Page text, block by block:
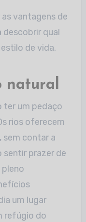
vantagens de
descobrir qual
de vida.
natural
ter um pedaço
rios oferecem
sem contar a
sentir prazer de
um lugar
refúgio do